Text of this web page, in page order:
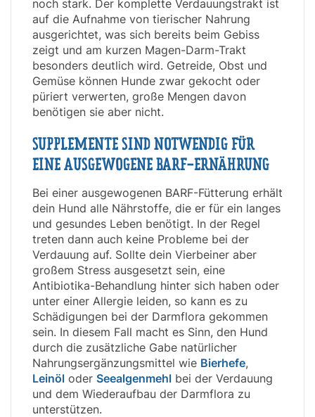
noch stark. Der komplette Verdauungstrakt ist
auf die Aufnahme von tierischer Nahrung
ausgerichtet, was sich bereits beim Gebiss
zeigt und am kurzen Magen-Darm-Trakt
besonders deutlich wird. Getreide, Obst und
Gemüse können Hunde zwar gekocht oder
püriert verwerten, große Mengen davon
benötigen sie aber nicht.
SUPPLEMENTE SIND NOTWENDIG FÜR
EINE AUSGEWOGENE BARF-ERNÄHRUNG
Bei einer ausgewogenen BARF-Fütterung erhält
dein Hund alle Nährstoffe, die er für ein langes
und gesundes Leben benötigt. In der Regel
treten dann auch keine Probleme bei der
Verdauung auf. Sollte dein Vierbeiner aber
großem Stress ausgesetzt sein, eine
Antibiotika-Behandlung hinter sich haben oder
unter einer Allergie leiden, so kann es zu
Schädigungen bei der Darmflora gekommen
sein. In diesem Fall macht es Sinn, den Hund
durch die zusätzliche Gabe natürlicher
Nahrungsergänzungsmittel wie Bierhefe,
Leinöl oder Seealgenmehl bei der Verdauung
und dem Wiederaufbau der Darmflora zu
unterstützen.